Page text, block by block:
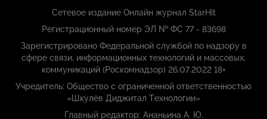
Сетевое издание Онлайн журнал StarHit
Регистрационный номер ЭЛ № ФС 77 - 83698
Зарегистрировано Федеральной службой по надзору в
сфере связи, информационных технологий и массовых,
коммуникаций (Роскомнадзор) 26.07.2022 18+
Учредитель: Общество с ограниченной ответственностью
«Шкулёв Диджитал Технологии»
Главный редактор: Ананьина А. Ю.